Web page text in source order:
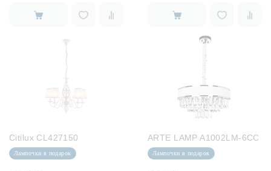
Citilux CL427150
Лампочки в подарок
ARTE LAMP A1002LM-6CC
Лампочки в подарок